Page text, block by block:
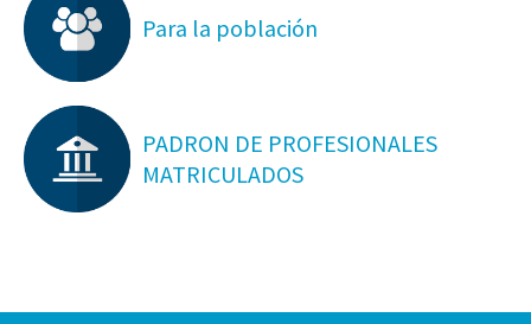
Para la población
PADRON DE PROFESIONALES
MATRICULADOS